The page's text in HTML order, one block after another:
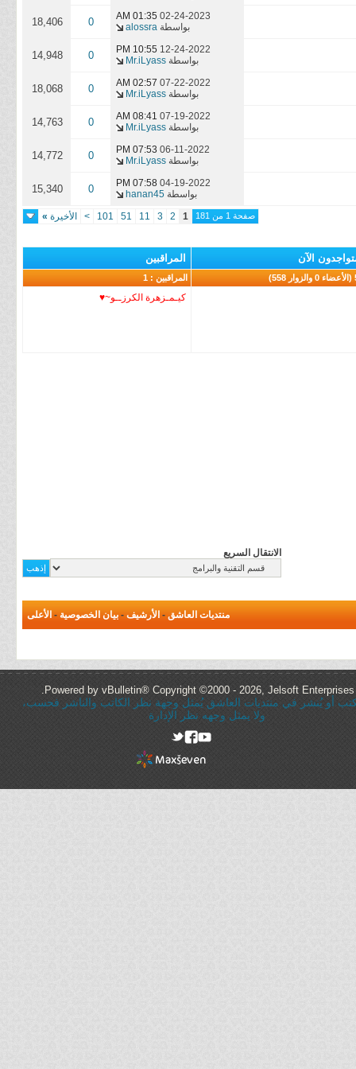
02-24-2023
01:35 AM
بواسطة alossra
0
18,406
12-24-2022
10:55 PM
بواسطة Mr.iLyass
0
14,948
07-22-2022
02:57 AM
بواسطة Mr.iLyass
0
18,068
07-19-2022
08:41 AM
بواسطة Mr.iLyass
0
14,763
06-11-2022
07:53 PM
بواسطة Mr.iLyass
0
14,772
04-19-2022
07:58 PM
بواسطة hanan45
0
15,340
صفحة 1 من 181 1
2
3
11
51
101
> الأخيرة »
الآن المراقبين
المراقبين : 1
كيـمـزهرة الكرزــو~♥
الانتقال السريع
منتديات العاشق - الأرشيف - بيان الخصوصية - الأعلى
Powered by vBulletin® Copyright ©2000 - 2026, Jelsoft Enterprises
أو يُنشر في منتديات العاشق يُمثل وجهة نظر الكاتب والناشر فحسب،
ولا يمثل وجهه نظر الإدارة